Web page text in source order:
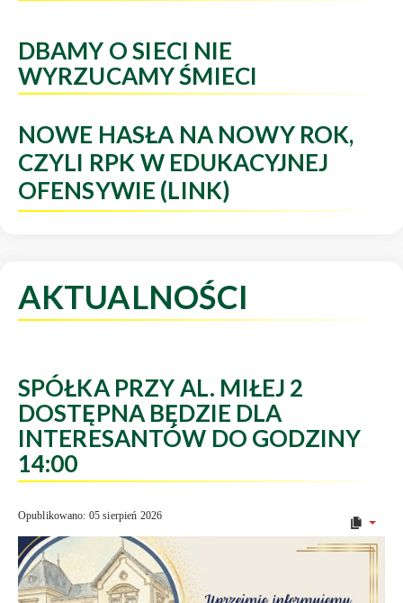
DBAMY O SIECI NIE
WYRZUCAMY ŚMIECI
NOWE HASŁA NA NOWY ROK,
CZYLI RPK W EDUKACYJNEJ
OFENSYWIE (LINK)
AKTUALNOŚCI
SPÓŁKA PRZY AL. MIŁEJ 2
DOSTĘPNA BĘDZIE DLA
INTERESANTÓW DO GODZINY
14:00
Opublikowano: 05 sierpień 2026